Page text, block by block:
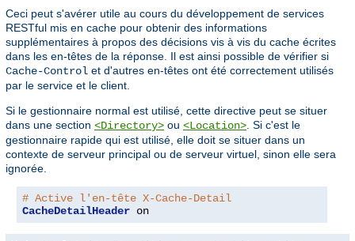
Ceci peut s'avérer utile au cours du développement de services
RESTful mis en cache pour obtenir des informations
supplémentaires à propos des décisions vis à vis du cache écrites
dans les en-têtes de la réponse. Il est ainsi possible de vérifier si
Cache-Control et d'autres en-têtes ont été correctement utilisés
par le service et le client.
Si le gestionnaire normal est utilisé, cette directive peut se situer
dans une section <Directory> ou <Location>. Si c'est le
gestionnaire rapide qui est utilisé, elle doit se situer dans un
contexte de serveur principal ou de serveur virtuel, sinon elle sera
ignorée.
# Active l'en-tête X-Cache-Detail
CacheDetailHeader on